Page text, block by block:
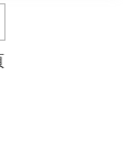
之閱讀訓
習」相關之
日語能力，
境對話、每
對50音還不
，你也可以
老師的
學 每個小單
本人都按
會小心再也
您才好
按讚的道地
題的小專
& ★本書6
書精選17種
「面試」、
列的終身雇
論是想要在
本人做生意
小姐的日本
溫柔了。」
目標是可以
・日文自學
影片和單純
・頻道總點